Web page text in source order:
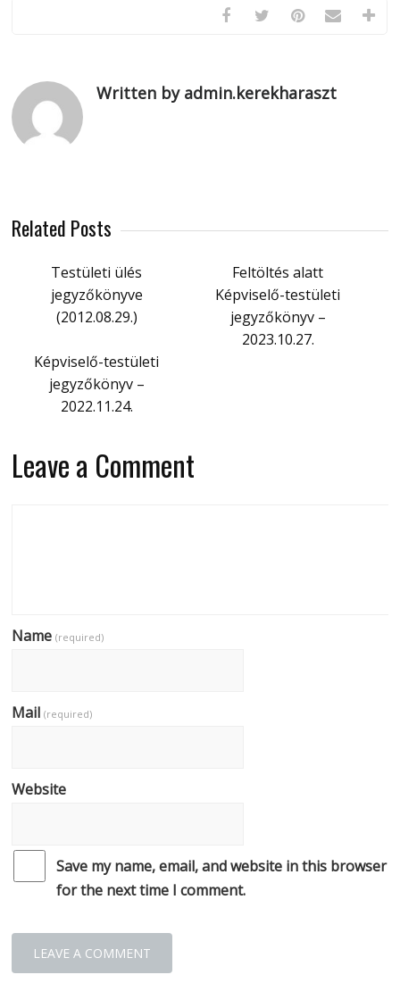
Written by admin.kerekharaszt
Related Posts
Testületi ülés
jegyzőkönyve
(2012.08.29.)
Feltöltés alatt
Képviselő-testületi
jegyzőkönyv –
2023.10.27.
Képviselő-testületi
jegyzőkönyv –
2022.11.24.
Leave a Comment
Name(required)
Mail(required)
Website
Save my name, email, and website in this browser
for the next time I comment.